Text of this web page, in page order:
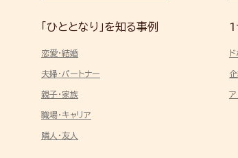
「ひととなり」を知る事例
恋愛・結婚
夫婦・パートナー
親子・家族
職場・キャリア
隣人・友人
ア